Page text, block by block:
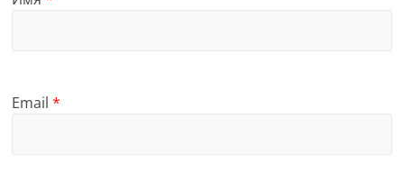
Email*